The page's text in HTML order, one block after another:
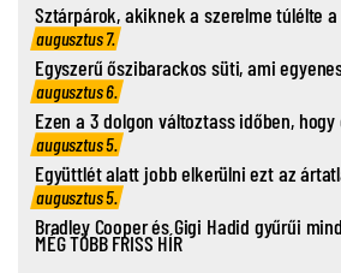
Sztárpárok, akiknek a szerelme túlélte
augusztus 7.
Egyszerű őszibarackos süti, ami
augusztus 6.
Ezen a 3 dolgon változtass időben,
augusztus 5.
Együttlét alatt jobb elkerülni ezt az
augusztus 5.
Bradley Cooper és Gigi Hadid gyűrűi
MÉG TÖBB FRISS HÍR